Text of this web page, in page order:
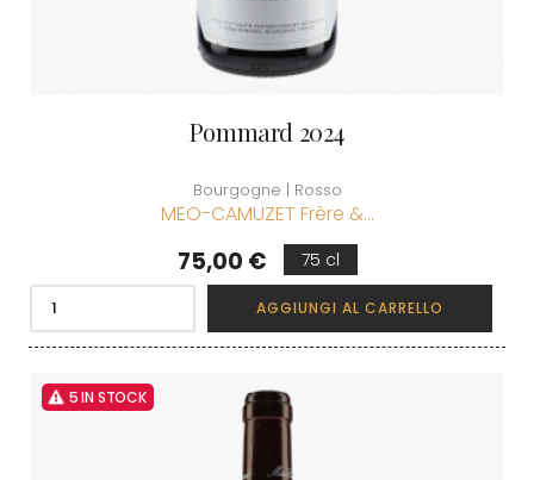
Pommard 2024
Bourgogne | Rosso
MEO-CAMUZET Frère &...
Prezzo
75,00 € 75 cl
AGGIUNGI AL CARRELLO
5 IN STOCK